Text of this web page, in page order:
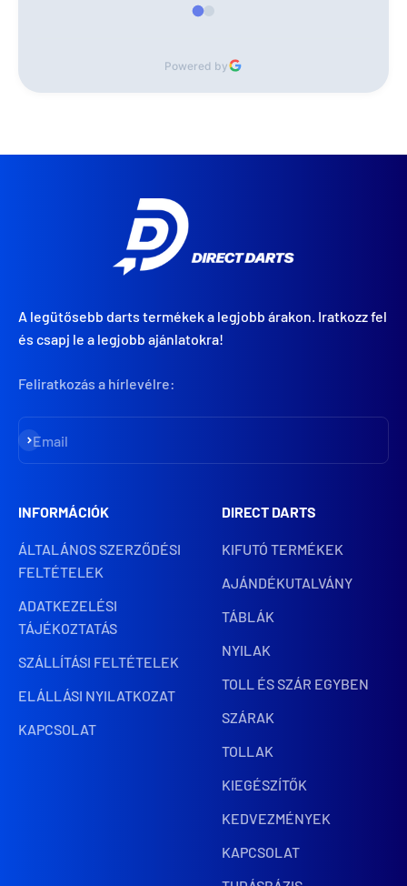
Powered by
A legütősebb darts termékek a legjobb árakon. Iratkozz fel
és csapj le a legjobb ajánlatokra!
Feliratkozás a hírlevélre:
Email
Iratkozz fel
INFORMÁCIÓK
ÁLTALÁNOS SZERZŐDÉSI
FELTÉTELEK
ADATKEZELÉSI
TÁJÉKOZTATÁS
SZÁLLÍTÁSI FELTÉTELEK
ELÁLLÁSI NYILATKOZAT
KAPCSOLAT
DIRECT DARTS
KIFUTÓ TERMÉKEK
AJÁNDÉKUTALVÁNY
TÁBLÁK
NYILAK
TOLL ÉS SZÁR EGYBEN
SZÁRAK
TOLLAK
KIEGÉSZÍTŐK
KEDVEZMÉNYEK
KAPCSOLAT